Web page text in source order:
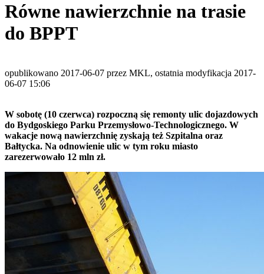
Równe nawierzchnie na trasie
do BPPT
opublikowano 2017-06-07 przez MKL, ostatnia modyfikacja 2017-
06-07 15:06
W sobotę (10 czerwca) rozpoczną się remonty ulic dojazdowych
do Bydgoskiego Parku Przemysłowo-Technologicznego. W
wakacje nową nawierzchnię zyskają też Szpitalna oraz
Bałtycka. Na odnowienie ulic w tym roku miasto
zarezerwowało 12 mln zł.